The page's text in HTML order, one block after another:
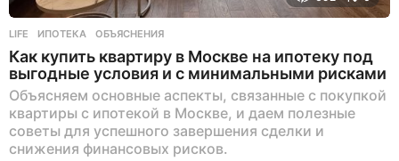
LIFE ИПОТЕКА ,ОБЪЯСНЕНИЯ
Как купить квартиру в Москве на ипотеку под
выгодные условия и с минимальными рисками
Объясняем основные аспекты, связанные с покупкой
квартиры с ипотекой в Москве, и даем полезные
советы для успешного завершения сделки и
снижения финансовых рисков.